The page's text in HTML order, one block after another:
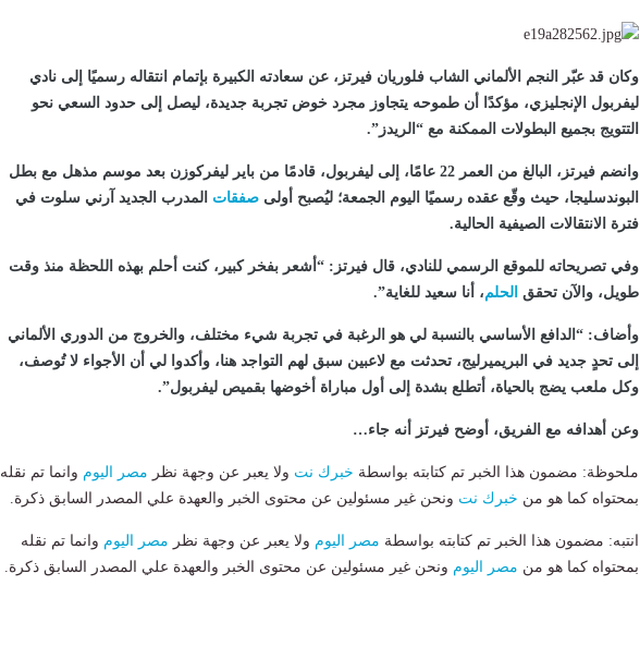
وكان قد عبّر النجم الألماني الشاب فلوريان فيرتز، عن سعادته الكبيرة بإتمام انتقاله رسميًا إلى نادي
ليفربول الإنجليزي، مؤكدًا أن طموحه يتجاوز مجرد خوض تجربة جديدة، ليصل إلى حدود السعي نحو
التتويج بجميع البطولات الممكنة مع “الريدز”.
وانضم فيرتز، البالغ من العمر 22 عامًا، إلى ليفربول، قادمًا من باير ليفركوزن بعد موسم مذهل مع بطل
البوندسليجا، حيث وقّع عقده رسميًا اليوم الجمعة؛ ليُصبح أولى صفقات المدرب الجديد آرني سلوت في
فترة الانتقالات الصيفية الحالية.
وفي تصريحاته للموقع الرسمي للنادي، قال فيرتز: “أشعر بفخر كبير، كنت أحلم بهذه اللحظة منذ وقت
طويل، والآن تحقق الحلم، أنا سعيد للغاية”.
وأضاف: “الدافع الأساسي بالنسبة لي هو الرغبة في تجربة شيء مختلف، والخروج من الدوري الألماني
إلى تحدٍ جديد في البريميرليج، تحدثت مع لاعبين سبق لهم التواجد هنا، وأكدوا لي أن الأجواء لا تُوصف،
وكل ملعب يضج بالحياة، أتطلع بشدة إلى أول مباراة أخوضها بقميص ليفربول”.
وعن أهدافه مع الفريق، أوضح فيرتز أنه جاء…
ملحوظة: مضمون هذا الخبر تم كتابته بواسطة خبرك نت ولا يعبر عن وجهة نظر مصر اليوم وانما تم نقله
بمحتواه كما هو من خبرك نت ونحن غير مسئولين عن محتوى الخبر والعهدة علي المصدر السابق ذكرة.
انتبه: مضمون هذا الخبر تم كتابته بواسطة مصر اليوم ولا يعبر عن وجهة نظر مصر اليوم وانما تم نقله
بمحتواه كما هو من مصر اليوم ونحن غير مسئولين عن محتوى الخبر والعهدة علي المصدر السابق ذكرة.